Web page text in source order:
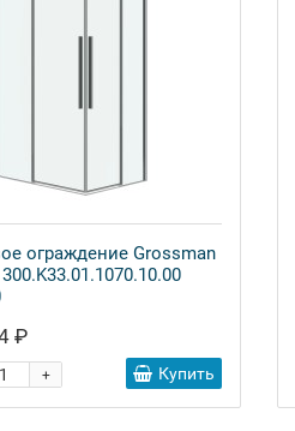
ограждение Grossman
₽
+ Купить